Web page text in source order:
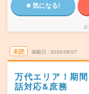
気になる!
派
未読 掲載日 2026/08/07
万代エリア！期
話対応&庶務